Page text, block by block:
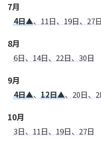
7月
4日▲、11日、19日、27日
8月
6日、14日、22日、30日
9月
4日▲、 12日▲、20日、
10月
3日、11日、19日、27日